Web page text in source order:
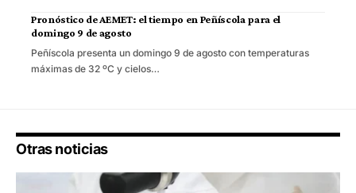
Pronóstico de AEMET: el tiempo en Peñíscola para el
domingo 9 de agosto
Peñíscola presenta un domingo 9 de agosto con temperaturas
máximas de 32 ºC y cielos…
Otras noticias